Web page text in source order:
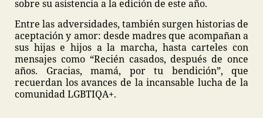
sobre su asistencia a la edición de este año.
Entre las adversidades, también surgen historias de
aceptación y amor: desde madres que acompañan a
sus hijas e hijos a la marcha, hasta carteles con
mensajes como “Recién casados, después de once
años. Gracias, mamá, por tu bendición”, que
recuerdan los avances de la incansable lucha de la
comunidad LGBTIQA+.